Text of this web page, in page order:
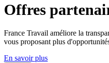
Offres
France Travail améliore la
vous proposant plus
En savoir plus